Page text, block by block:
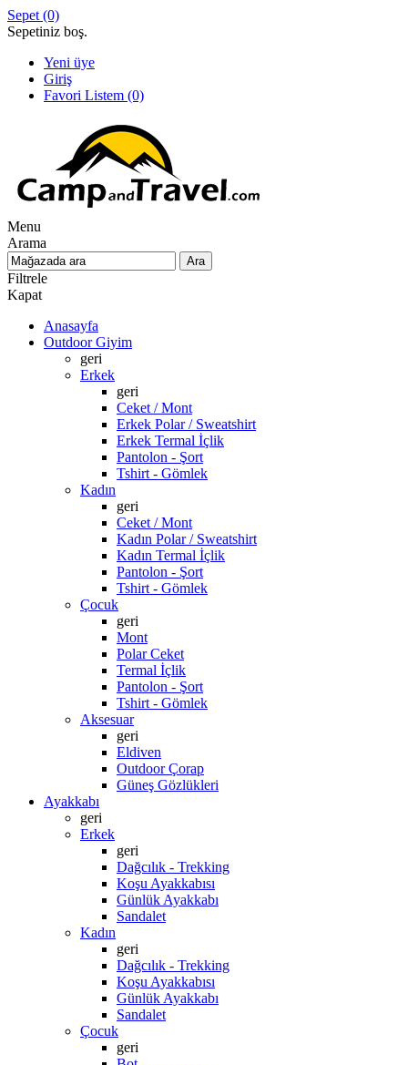
Sepet (0)
Sepetiniz boş.
Yeni üye
Giriş
Favori Listem (0)
Menu
Arama
Filtrele
Kapat
Anasayfa
Outdoor Giyim
geri
Erkek
geri
Ceket / Mont
Erkek Polar / Sweatshirt
Erkek Termal İçlik
Pantolon - Şort
Tshirt - Gömlek
Kadın
geri
Ceket / Mont
Kadın Polar / Sweatshirt
Kadın Termal İçlik
Pantolon - Şort
Tshirt - Gömlek
Çocuk
geri
Mont
Polar Ceket
Termal İçlik
Pantolon - Şort
Tshirt - Gömlek
Aksesuar
geri
Eldiven
Outdoor Çorap
Güneş Gözlükleri
Ayakkabı
geri
Erkek
geri
Dağcılık - Trekking
Koşu Ayakkabısı
Günlük Ayakkabı
Sandalet
Kadın
geri
Dağcılık - Trekking
Koşu Ayakkabısı
Günlük Ayakkabı
Sandalet
Çocuk
geri